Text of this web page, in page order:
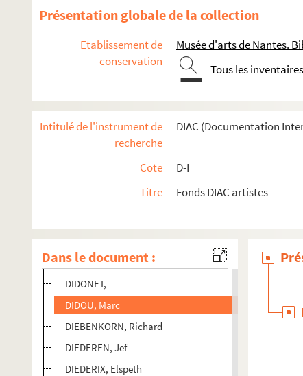
Présentation globale de la collection
Etablissement de
conservation
Musée d'arts de Nantes.
Tous les inventaires
Intitulé de l'instrument de
recherche
DIAC (Documentation
Cote
D-I
Titre
Fonds DIAC artistes
Dans le document :
DICANCRO, Agueda
DICK, Franck
DICKINSON, Anna
DICKINSON, Edwin
DICKSON, Jennifer
DIDIER, Pierre
DIDI-HUBERMAN, Georges
DIDONET,
DIDOU, Marc
DIEBENKORN, Richard
DIEDEREN, Jef
DIEDERIX, Elspeth